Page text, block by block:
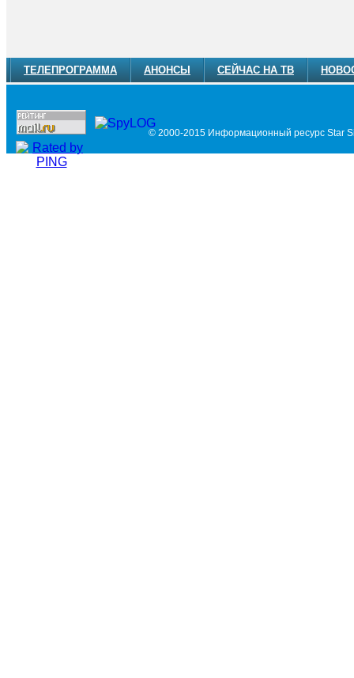
ТЕЛЕПРОГРАММА АНОНСЫ СЕЙЧАС НА ТВ
© 2000-2015 Информационный ресурс Star